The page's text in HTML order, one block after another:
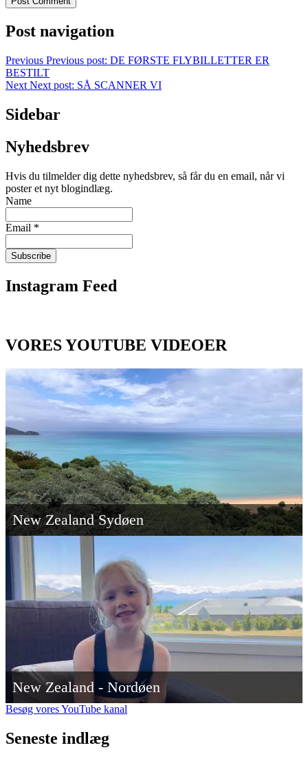
Post navigation
Previous Previous post: DE FØRSTE FLYBILLETTER ER
BESTILT
Next Next post: SÅ SCANNER VI
Sidebar
Nyhedsbrev
Hvis du tilmelder dig dette nyhedsbrev, så får du en email, når vi
poster et nyt blogindlæg.
Name
Email *
Instagram Feed
VORES YOUTUBE VIDEOER
New Zealand Sydøen
New Zealand - Nordøen
Besøg vores YouTube kanal
Seneste indlæg